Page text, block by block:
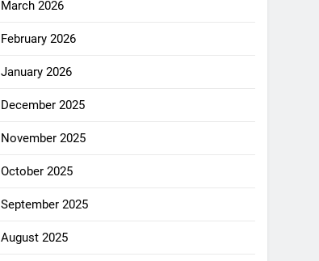
March 2026
February 2026
January 2026
December 2025
November 2025
October 2025
September 2025
August 2025